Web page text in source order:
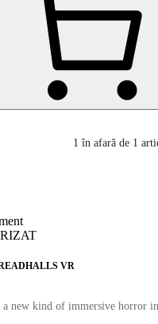
1 în afară de 1
VR
a new kind of immersive horror